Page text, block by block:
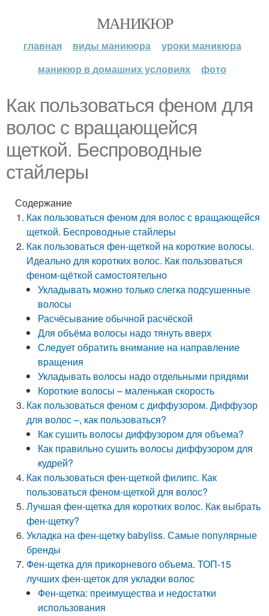
МАНИКЮР
главная виды маникюра
уроки маникюра
маникюр в домашних условиях
фото
Как пользоваться феном для
волос с вращающейся
щеткой. Беспроводные
стайлеры
Содержание
Как пользоваться феном для волос с вращающейся
щеткой. Беспроводные стайлеры
Как пользоваться фен-щеткой на короткие волосы.
Идеально для коротких волос. Как пользоваться
феном-щёткой самостоятельно
Укладывать можно только слегка подсушенные
волосы
Расчёсывание обычной расчёской
Для объёма волосы надо тянуть вверх
Следует обратить внимание на направление
вращения
Укладывать волосы надо отдельными прядями
Короткие волосы – маленькая скорость
Как пользоваться феном с диффузором. Диффузор
для волос –, как пользоваться?
Как сушить волосы диффузором для объема?
Как правильно сушить волосы диффузором для
кудрей?
Как пользоваться фен-щеткой филипс. Как
пользоваться феном-щеткой для волос?
Лучшая фен-щетка для коротких волос. Как выбрать
фен-щетку?
Укладка на фен-щетку babyliss. Самые популярные
бренды
Фен-щетка для прикорневого объема. ТОП-15
лучших фен-щеток для укладки волос
Фен-щетка: преимущества и недостатки
использования